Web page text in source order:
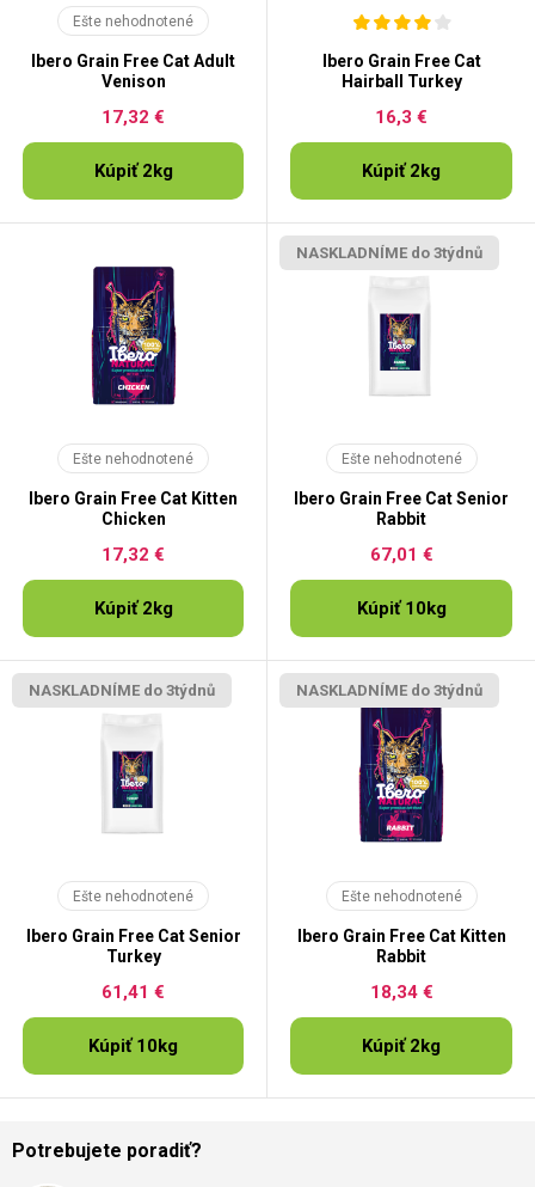
Ešte nehodnotené
Ibero Grain Free Cat Adult
Venison
17,32 €
Kúpiť 2kg
Ibero Grain Free Cat
Hairball Turkey
16,3 €
Kúpiť 2kg
Ešte nehodnotené
Ibero Grain Free Cat Kitten
Chicken
17,32 €
Kúpiť 2kg
NASKLADNÍME do 3týdnů
Ešte nehodnotené
Ibero Grain Free Cat Senior
Rabbit
67,01 €
Kúpiť 10kg
NASKLADNÍME do 3týdnů
Ešte nehodnotené
Ibero Grain Free Cat Senior
Turkey
61,41 €
Kúpiť 10kg
NASKLADNÍME do 3týdnů
Ešte nehodnotené
Ibero Grain Free Cat Kitten
Rabbit
18,34 €
Kúpiť 2kg
Potrebujete poradiť?